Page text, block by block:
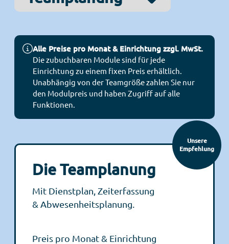
Alle Preise pro Monat & Einrichtung zzgl. MwSt.
Die zubuchbaren Module sind für jede
Einrichtung zu einem fixen Preis erhältlich.
Unabhängig von der Teamgröße zahlen Sie nur
den Modulpreis und haben Zugriff auf alle
Funktionen.
Unsere
Empfehlung
Die Teamplanung
Mit Dienstplan, Zeiterfassung
& Abwesenheitsplanung.
Preis pro Monat & Einrichtung